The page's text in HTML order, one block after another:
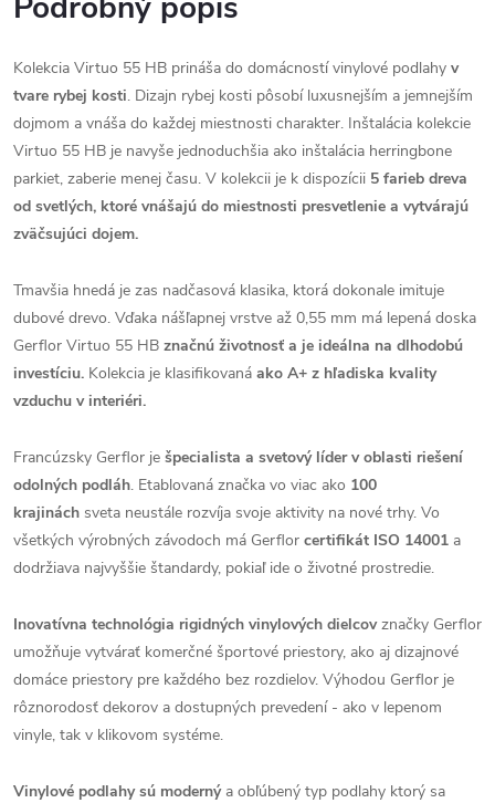
Kolekcia Virtuo 55 HB prináša do domácností vinylové podlahy v
tvare rybej kosti. Dizajn rybej kosti pôsobí luxusnejším a jemnejším
dojmom a vnáša do každej miestnosti charakter. Inštalácia kolekcie
Virtuo 55 HB je navyše jednoduchšia ako inštalácia herringbone
parkiet, zaberie menej času. V kolekcii je k dispozícii 5 farieb dreva
od svetlých, ktoré vnášajú do miestnosti presvetlenie a vytvárajú
zväčsujúci dojem.
Tmavšia hnedá je zas nadčasová klasika, ktorá dokonale imituje
dubové drevo. Vďaka nášľapnej vrstve až 0,55 mm má lepená doska
Gerflor Virtuo 55 HB značnú životnosť a je ideálna na dlhodobú
investíciu. Kolekcia je klasifikovaná ako A+ z hľadiska kvality
vzduchu v interiéri.
Francúzsky Gerflor je špecialista a svetový líder v oblasti riešení
odolných podláh. Etablovaná značka vo viac ako 100
krajinách sveta neustále rozvíja svoje aktivity na nové trhy. Vo
všetkých výrobných závodoch má Gerflor certifikát ISO 14001 a
dodržiava najvyššie štandardy, pokiaľ ide o životné prostredie.
Inovatívna technológia rigidných vinylových dielcovznačky Gerflor
umožňuje vytvárať komerčné športové priestory, ako aj dizajnové
domáce priestory pre každého bez rozdielov. Výhodou Gerflor je
rôznorodosť dekorov a dostupných prevedení - ako v lepenom
vinyle, tak v klikovom systéme.
Vinylové podlahy sú modernýa obľúbený typ podlahy ktorý sa